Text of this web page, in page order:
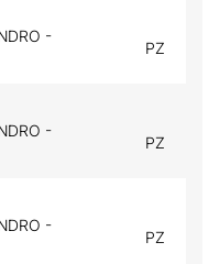
-
PZ
-
PZ
-
PZ